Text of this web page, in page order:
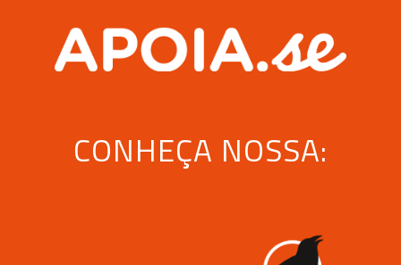
CONHEÇA NOSSA: